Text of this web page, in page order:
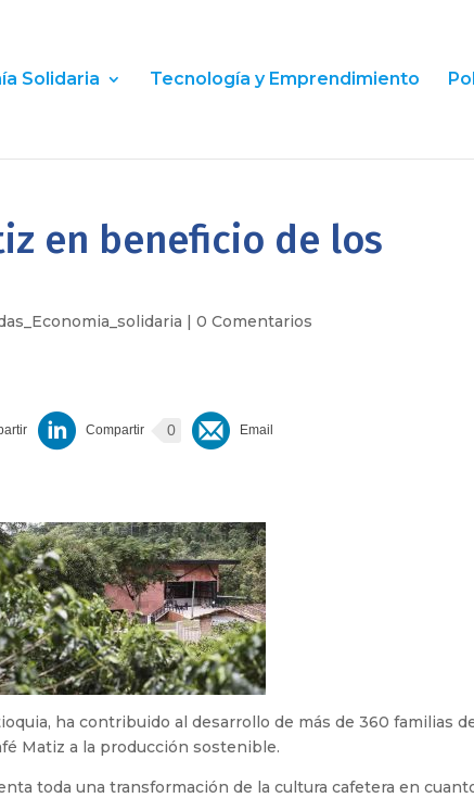
Solidaria Tecnología y Emprendimiento
en beneficio de los
|0 Comentarios
0
ha contribuido al desarrollo de más de 360 familias
Matiz a la producción sostenible.
toda una transformación de la cultura cafetera en